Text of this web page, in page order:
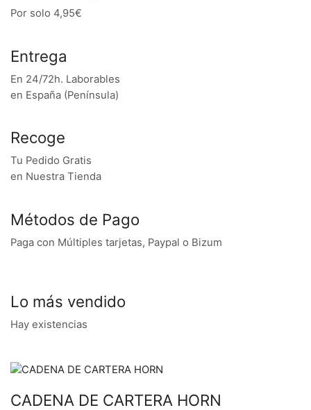
Por solo 4,95€
Entrega
En 24/72h. Laborables
en España (Península)
Recoge
Tu Pedido Gratis
en Nuestra Tienda
Métodos de Pago
Paga con Múltiples tarjetas, Paypal o Bizum
Lo más vendido
Hay existencias
CADENA DE CARTERA HORN